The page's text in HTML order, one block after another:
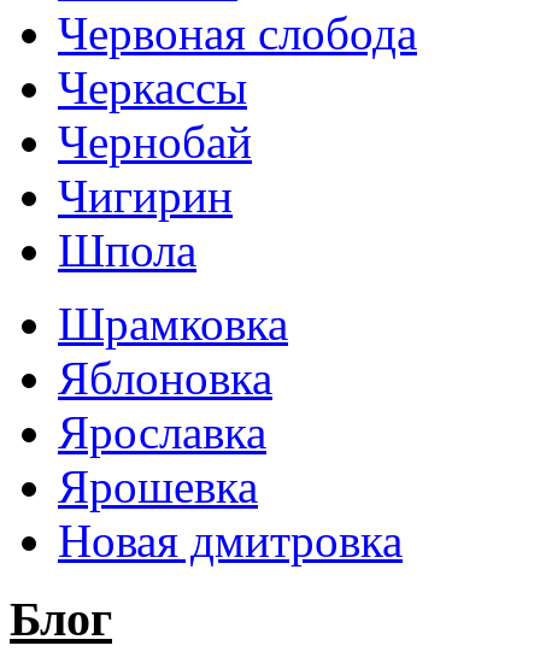
Червоная слобода
Черкассы
Чернобай
Чигирин
Шпола
Шрамковка
Яблоновка
Ярославка
Ярошевка
Новая дмитровка
Блог